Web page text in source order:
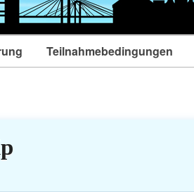
Teilnahmebedingungen